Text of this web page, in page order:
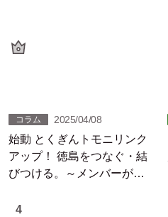
コラム 2025/04/08
始動 とくぎんトモニリンク
アップ！ 徳島をつなぐ・結
びつける。～メンバーが躍
4